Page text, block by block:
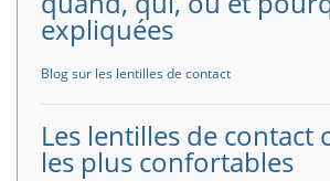
expliquées
Blog sur les lentilles de contact
Les lentilles de contact
les plus confortables